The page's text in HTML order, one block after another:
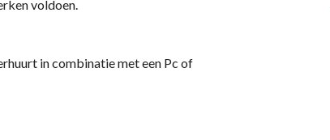
voldoen.
in combinatie met een Pc of